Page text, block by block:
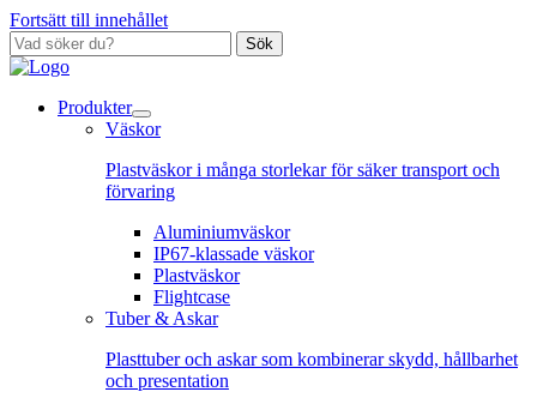
Fortsätt till innehållet
Sök
Produkter
Väskor
Plastväskor i många storlekar för säker transport och
förvaring
Aluminiumväskor
IP67-klassade väskor
Plastväskor
Flightcase
Tuber & Askar
Plasttuber och askar som kombinerar skydd, hållbarhet
och presentation